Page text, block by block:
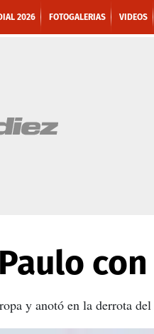
2026 FOTOGALERIAS VIDEOS
y anotó en la derrota